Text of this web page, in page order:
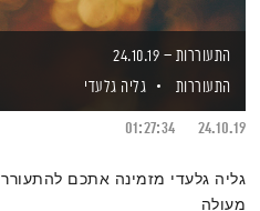
התעוררות – 24.10.19
התעוררות
גליה גלעדי
24.10.19
01:27:34
גליה גלעדי מזמינה אתכם
מעולה